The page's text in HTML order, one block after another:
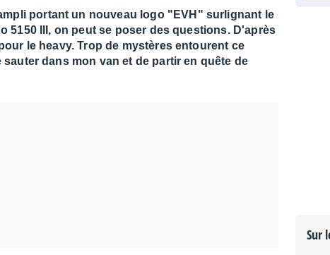
portant un nouveau logo "EVH" surlignant le
5150 III, on peut se poser des questions. D'après
le heavy. Trop de mystères entourent ce
dans mon van et de partir en quête de
Sur